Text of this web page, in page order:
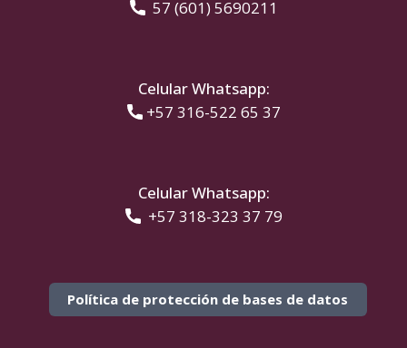
​ 57 (601) 5690211
Celular Whatsapp:
​+57 316-522 65 37
Celular Whatsapp:
+57 318-323 37 79
Política de protección de bases de datos